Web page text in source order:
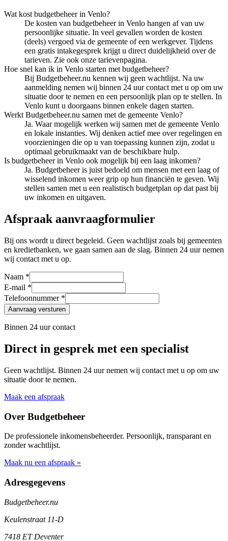
Wat kost budgetbeheer in Venlo?
De kosten van budgetbeheer in Venlo hangen af van uw
persoonlijke situatie. In veel gevallen worden de kosten
(deels) vergoed via de gemeente of een werkgever. Tijdens
een gratis intakegesprek krijgt u direct duidelijkheid over de
tarieven. Zie ook onze tarievenpagina.
Hoe snel kan ik in Venlo starten met budgetbeheer?
Bij Budgetbeheer.nu kennen wij geen wachtlijst. Na uw
aanmelding nemen wij binnen 24 uur contact met u op om uw
situatie door te nemen en een persoonlijk plan op te stellen. In
Venlo kunt u doorgaans binnen enkele dagen starten.
Werkt Budgetbeheer.nu samen met de gemeente Venlo?
Ja. Waar mogelijk werken wij samen met de gemeente Venlo
en lokale instanties. Wij denken actief mee over regelingen en
voorzieningen die op u van toepassing kunnen zijn, zodat u
optimaal gebruikmaakt van de beschikbare hulp.
Is budgetbeheer in Venlo ook mogelijk bij een laag inkomen?
Ja. Budgetbeheer is juist bedoeld om mensen met een laag of
wisselend inkomen weer grip op hun financiën te geven. Wij
stellen samen met u een realistisch budgetplan op dat past bij
uw inkomen en uitgaven.
Afspraak aanvraagformulier
Bij ons wordt u direct begeleid. Geen wachtlijst zoals bij gemeenten
en kredietbanken, we gaan samen aan de slag. Binnen 24 uur nemen
wij contact met u op.
Naam *
E-mail *
Telefoonnummer *
Aanvraag versturen
Binnen 24 uur contact
Direct in gesprek met een specialist
Geen wachtlijst. Binnen 24 uur nemen wij contact met u op om uw
situatie door te nemen.
Maak een afspraak
Over Budgetbeheer
De professionele inkomensbeheerder. Persoonlijk, transparant en
zonder wachtlijst.
Maak nu een afspraak »
Adresgegevens
Budgetbeheer.nu
Keulenstraat 11-D
7418 ET Deventer